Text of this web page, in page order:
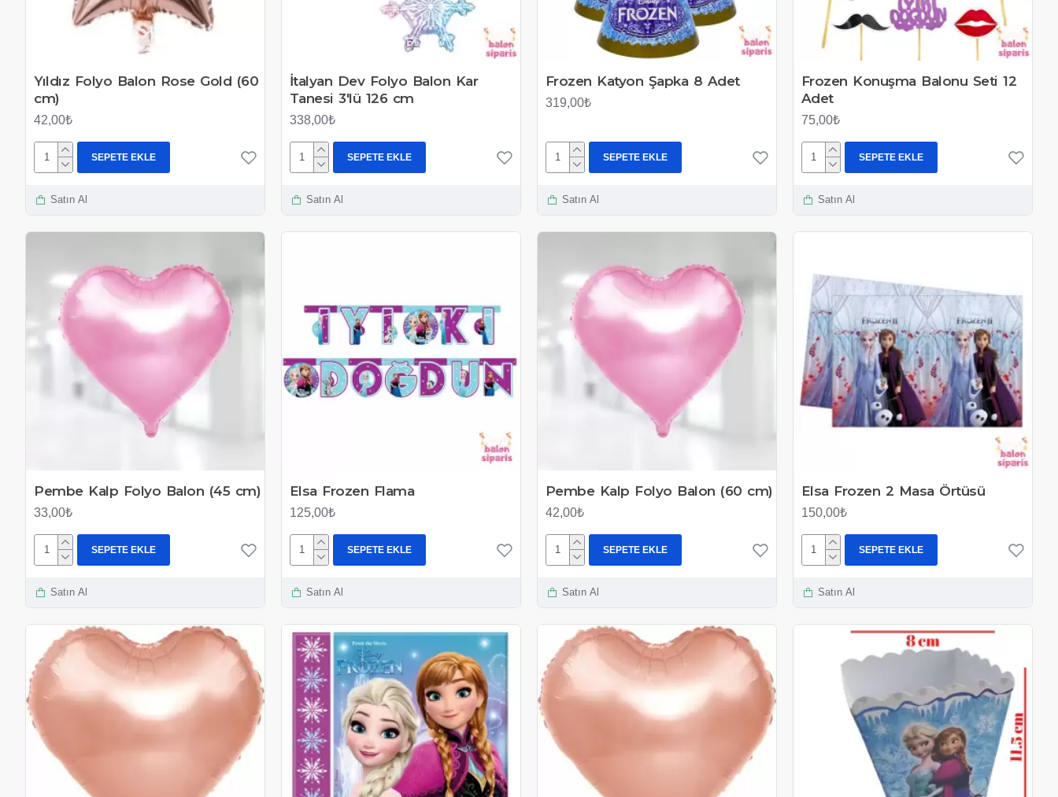
Yıldız Folyo Balon Rose Gold (60
cm)
42,00₺
SEPETE EKLE
Satın Al
İtalyan Dev Folyo Balon Kar
Tanesi 3'lü 126 cm
338,00₺
SEPETE EKLE
Satın Al
Frozen Katyon Şapka 8 Adet
319,00₺
SEPETE EKLE
Satın Al
Frozen Konuşma Balonu Seti 12
Adet
75,00₺
SEPETE EKLE
Satın Al
Pembe Kalp Folyo Balon (45 cm)
33,00₺
SEPETE EKLE
Satın Al
Elsa Frozen Flama
125,00₺
SEPETE EKLE
Satın Al
Pembe Kalp Folyo Balon (60 cm)
42,00₺
SEPETE EKLE
Satın Al
Elsa Frozen 2 Masa Örtüsü
150,00₺
SEPETE EKLE
Satın Al